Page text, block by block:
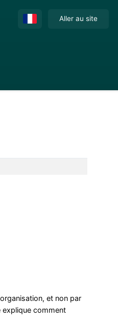
Aller au site
et non par
explique comment